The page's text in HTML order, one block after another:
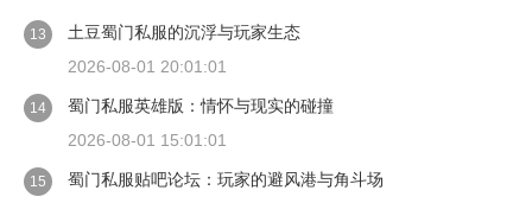
13
土豆蜀门私服的沉浮与玩家生态
2026-08-01 20:01:01
14
蜀门私服英雄版：情怀与现实的碰撞
2026-08-01 15:01:01
15 蜀门私服贴吧论坛：玩家的避风港与角斗场